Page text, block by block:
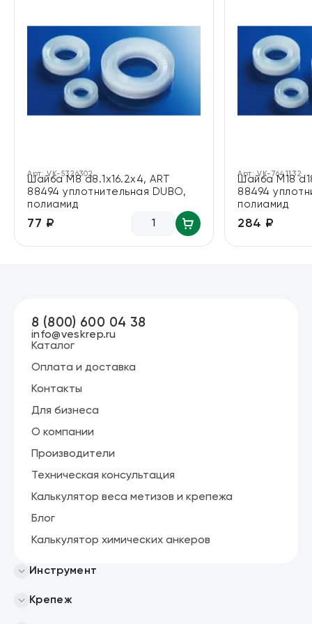
Арт: VK-5326302
Шайба М8 d8.1х16.2х4, ART
88494 уплотнительная DUBO,
полиамид
77 ₽
Арт:VK-7641132
Шайба М18
88494
полиамид
284 ₽
Инструмент
Крепеж
Каталог
Оплата и доставка
Контакты
Для бизнеса
О компании
Производители
Техническая консультация
Калькулятор веса метизов и крепежа
Блог
Калькулятор химических анкеров
8 (800) 600 04 38
info@veskrep.ru